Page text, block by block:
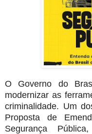
O Governo do
modernizar as
criminalidade. Um
Proposta de
Segurança